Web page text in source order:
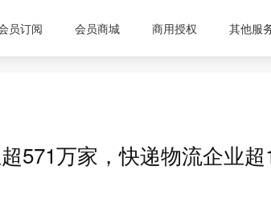
员订阅 会员商城 商用授权 其他服
571万家，快递物流企业